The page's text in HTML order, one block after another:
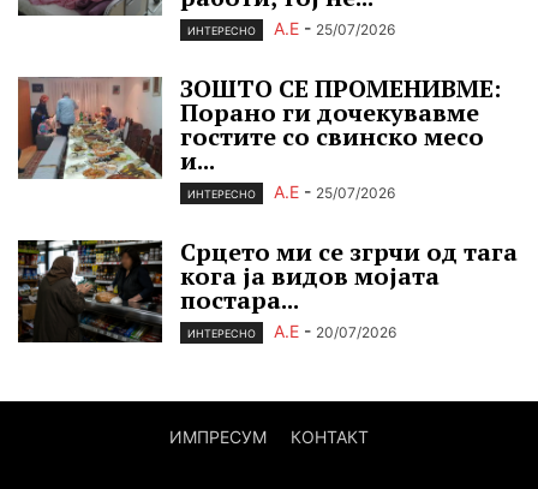
ИНТЕРЕСНО А.Е - 25/07/2026
ЗОШТО СЕ ПРОМЕНИВМЕ:
Порано ги дочекувавме
гостите со свинско месо
и...
ИНТЕРЕСНО А.Е - 25/07/2026
Срцето ми се згрчи од тага
кога ја видов мојата
постара...
ИНТЕРЕСНО А.Е - 20/07/2026
ИМПРЕСУМ КОНТАКТ